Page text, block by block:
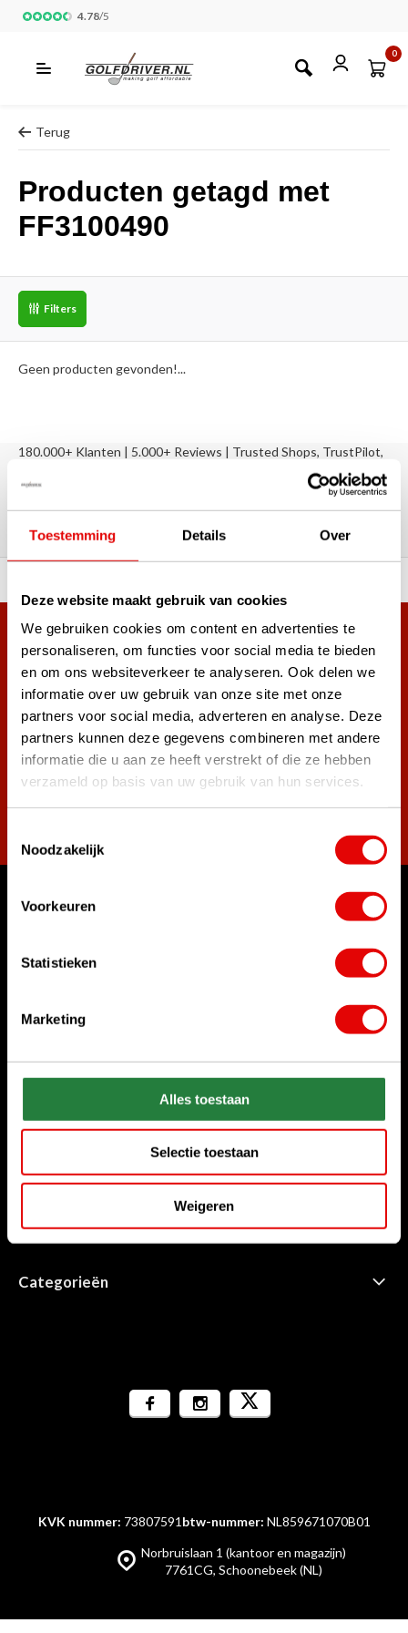
Toestemming Details Over
Deze website maakt gebruik van cookies
We gebruiken cookies om content en advertenties te
personaliseren, om functies voor social media te bieden
en om ons websiteverkeer te analyseren. Ook delen we
informatie over uw gebruik van onze site met onze
partners voor social media, adverteren en analyse. Deze
partners kunnen deze gegevens combineren met andere
informatie die u aan ze heeft verstrekt of die ze hebben
verzameld op basis van uw gebruik van hun services.
Noodzakelijk
Voorkeuren
Statistieken
Marketing
Alles toestaan
Selectie toestaan
Weigeren
4.78/5
0
Terug
Producten getagd met
FF3100490
Filters
Geen producten gevonden!...
180.000+ Klanten | 5.000+ Reviews | Trusted Shops, TrustPilot,
Reviews: Onze klanten aan het
woord
Meer dan 38.000 klanten hebben zich al
aangemeld.
Word ook lid van de nieuwsbrief en mis nooit meer de beste
golf aanbiedingen!
Waar kunnen we u mee helpen?
Bel ons gerust
Chat met ons
Stuur ons een e-mail
sales@golfdriver.nl
Klantenservice
Informatie
Categorieën
Norbruislaan 1 (kantoor en magazijn)
7761CG, Schoonebeek (NL)
KVK nummer: 73807591 btw-nummer: NL859671070B01